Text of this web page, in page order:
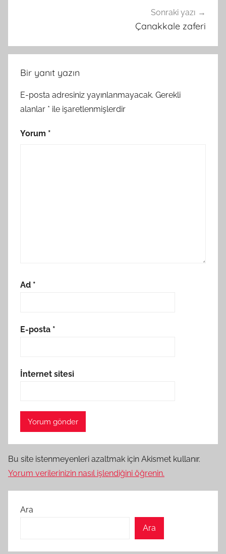
Sonraki yazı
Çanakkale zaferi
Bir yanıt yazın
E-posta adresiniz yayınlanmayacak. Gerekli
alanlar * ile işaretlenmişlerdir
Yorum *
Ad *
E-posta *
İnternet sitesi
Bu site istenmeyenleri azaltmak için Akismet kullanır.
Yorum verilerinizin nasıl işlendiğini öğrenin.
Ara
Ara